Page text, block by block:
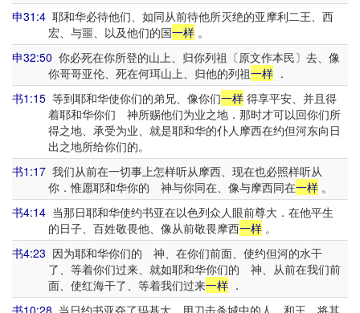
申31:4 耶和华必待他们、如同从前待他所灭绝的亚摩利二王、西
宏、与噩、以及他们的国一样。
申32:50 你必死在你所登的山上、归你列祖〔原文作本民〕去、像
你哥哥亚伦、死在何珥山上、归他的列祖一样．
书1:15 等到耶和华使你们的弟兄、像你们一样 得享平安、并且得
着耶和华你们 神所赐他们为业之地．那时才可以回你们所
得之地、承受为业、就是耶和华的仆人摩西在约但河东向日
出之地所给你们的。
书1:17 我们从前在一切事上怎样听从摩西、现在也必照样听从
你．惟愿耶和华你的 神与你同在、像与摩西同在一样。
书4:14 当那日耶和华使约书亚在以色列众人眼前尊大．在他平生
的日子、百姓敬畏他、像从前敬畏摩西一样。
书4:23 因为耶和华你们的 神、在你们前面、使约但河的水干
了、等着你们过来、就如耶和华你们的 神、从前在我们前
面、使红海干了、等着我们过来一样．
书10:28 当日约书亚夺了玛基大、用刀击杀城中的人、和王．将其